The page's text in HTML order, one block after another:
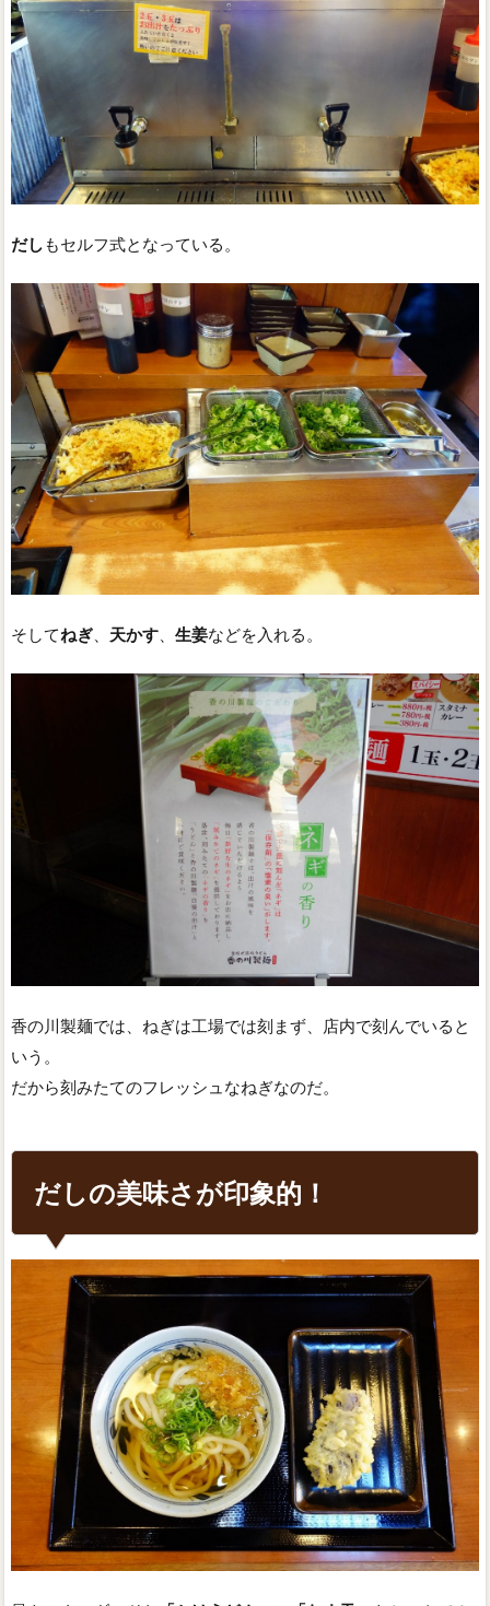
だしもセルフ式となっている。
そしてねぎ 天かす 生姜などを入れる。
香の川製麺では、ねぎは工場では刻まず、店内で刻んでいると
いう。
だから刻みたてのフレッシュなねぎなのだ。
だしの美味さが印象的！